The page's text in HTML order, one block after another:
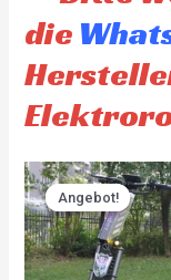
die
Angebot!
Angebot!
Original
price
was:
CHF